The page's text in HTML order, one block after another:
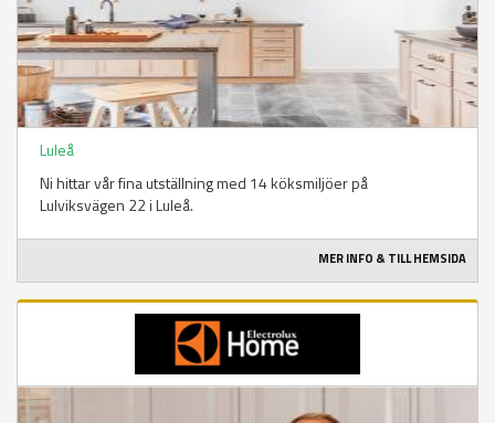
Luleå
Ni hittar vår fina utställning med 14 köksmiljöer på
Lulviksvägen 22 i Luleå.
MER INFO & TILL HEMSIDA